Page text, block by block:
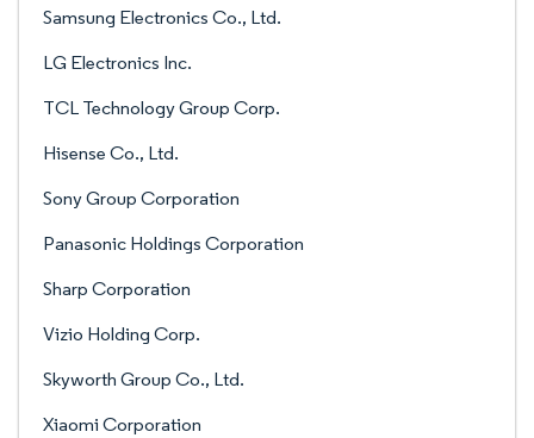
Samsung Electronics Co., Ltd.
LG Electronics Inc.
TCL Technology Group Corp.
Hisense Co., Ltd.
Sony Group Corporation
Panasonic Holdings Corporation
Sharp Corporation
Vizio Holding Corp.
Skyworth Group Co., Ltd.
Xiaomi Corporation